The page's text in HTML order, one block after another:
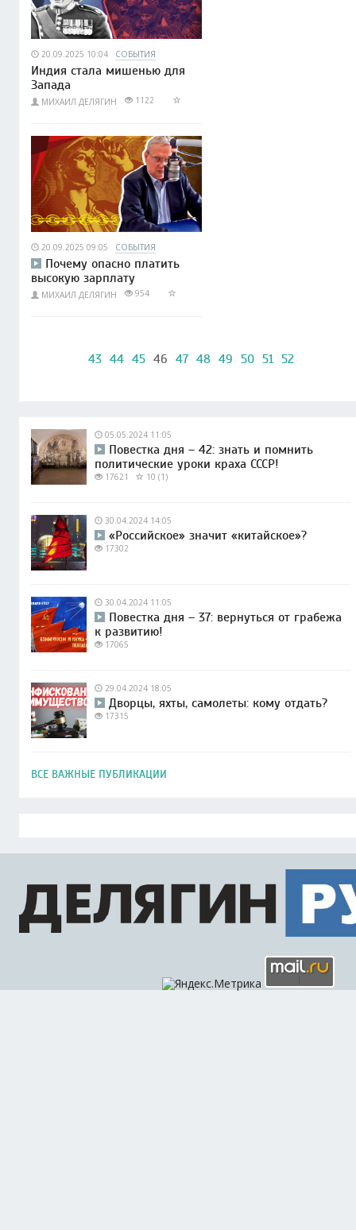
20.09.2025 10:04 СОБЫТИЯ
Индия стала мишенью для
Запада
МИХАИЛ ДЕЛЯГИН 1122
20.09.2025 09:05 СОБЫТИЯ
Почему опасно платить
высокую зарплату
МИХАИЛ ДЕЛЯГИН 954
43 44 45 46 47 48 49 50 51 52
05.05.2024 11:05
Повестка дня – 42: знать и помнить
политические уроки краха СССР!
17621 10 (1)
30.04.2024 14:05
«Российское» значит «китайское»?
17302
30.04.2024 11:05
Повестка дня – 37: вернуться от грабежа
к развитию!
17065
29.04.2024 18:05
Дворцы, яхты, самолеты: кому отдать?
17315
ВСЕ ВАЖНЫЕ ПУБЛИКАЦИИ